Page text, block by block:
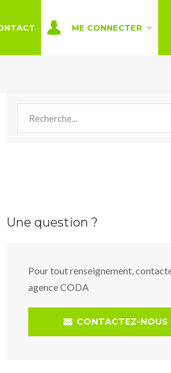
ME CONNECTER
Une question ?
Pour tout renseignement,
agence CODA
CONTACTEZ-NOUS